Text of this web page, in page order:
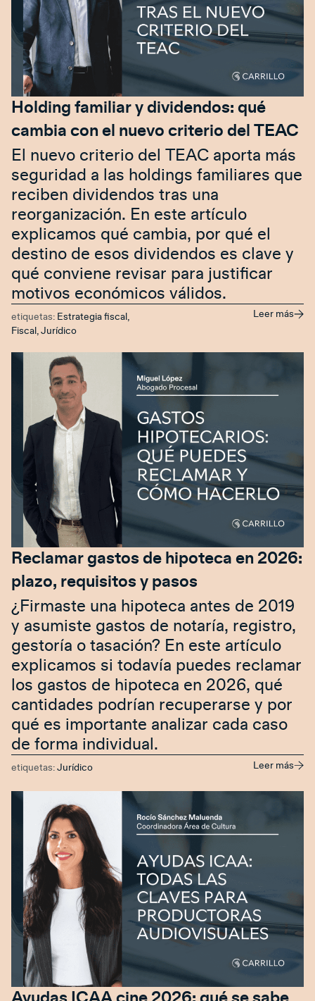
Holding familiar y dividendos: qué
cambia con el nuevo criterio del TEAC
El nuevo criterio del TEAC aporta más
seguridad a las holdings familiares que
reciben dividendos tras una
reorganización. En este artículo
explicamos qué cambia, por qué el
destino de esos dividendos es clave y
qué conviene revisar para justificar
motivos económicos válidos.
etiquetas: Estrategia fiscal ,
Fiscal , Jurídico
Leer más
Reclamar gastos de hipoteca en 2026:
plazo, requisitos y pasos
¿Firmaste una hipoteca antes de 2019
y asumiste gastos de notaría, registro,
gestoría o tasación? En este artículo
explicamos si todavía puedes reclamar
los gastos de hipoteca en 2026, qué
cantidades podrían recuperarse y por
qué es importante analizar cada caso
de forma individual.
etiquetas: Jurídico Leer más